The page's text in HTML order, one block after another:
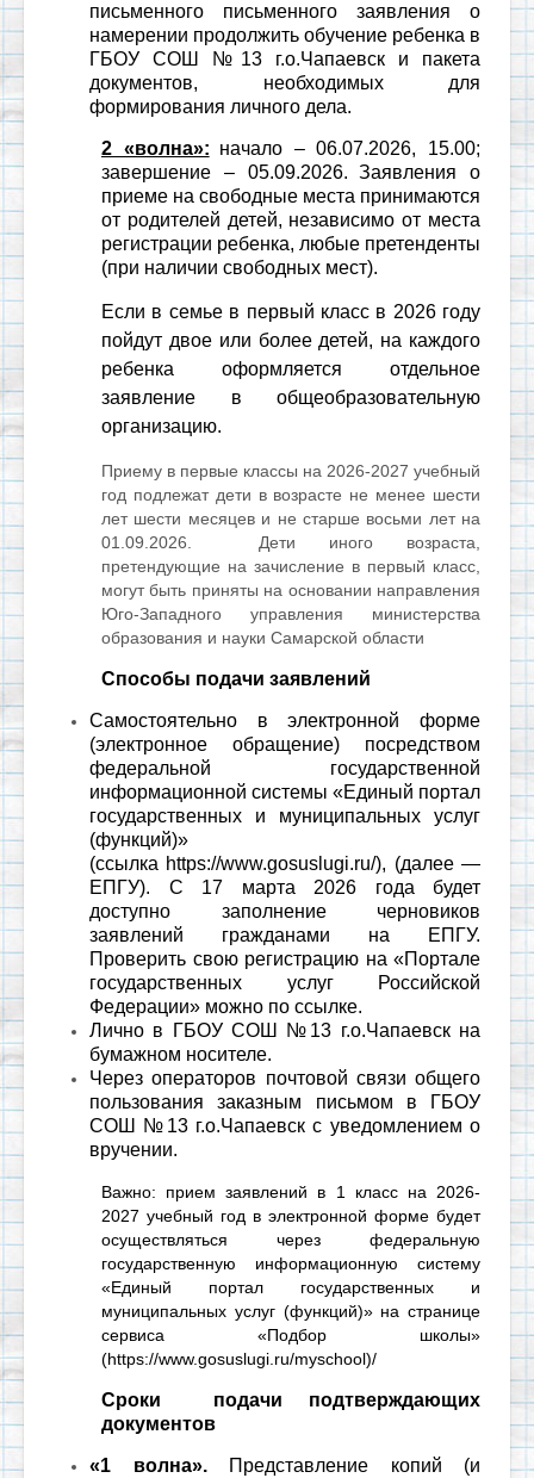
письменного письменного заявления о
намерении продолжить обучение ребенка в
ГБОУ СОШ №13 г.о.Чапаевск и пакета
документов, необходимых для
формирования личного дела.
2 «волна»: начало – 06.07.2026, 15.00;
завершение – 05.09.2026.
Заявления о
приеме на свободные места принимаются
от родителей детей, независимо от места
регистрации ребенка, любые претенденты
(при наличии свободных мест).
Если в семье в первый класс в 2026 году
пойдут двое или более детей, на каждого
ребенка оформляется отдельное
заявление в общеобразовательную
организацию.
Приему в первые классы на 2026-2027 учебный
год подлежат дети в возрасте не менее шести
лет шести месяцев и не старше восьми лет на
01.09.2026. Дети иного возраста,
претендующие на зачисление в первый класс,
могут быть приняты на основании направления
Юго-Западного управления министерства
образования и науки Самарской области
Способы подачи заявлений
Самостоятельно в электронной форме
(электронное обращение) посредством
федеральной государственной
информационной системы «Единый портал
государственных и муниципальных услуг
(функций)»
(ссылка https://www.gosuslugi.ru/), (далее —
ЕПГУ). С 17 марта 2026 года будет
доступно заполнение черновиков
заявлений гражданами на ЕПГУ.
Проверить свою регистрацию на «Портале
государственных услуг Российской
Федерации» можно по ссылке.
Лично в ГБОУ СОШ №13 г.о.Чапаевск на
бумажном носителе.
Через операторов почтовой связи общего
пользования заказным письмом в ГБОУ
СОШ №13 г.о.Чапаевск с уведомлением о
вручении.
Важно: прием заявлений в 1 класс на 2026-
2027 учебный год в электронной форме будет
осуществляться через федеральную
государственную информационную систему
«Единый портал государственных и
муниципальных услуг (функций)» на странице
сервиса «Подбор школы»
(https://www.gosuslugi.ru/myschool)/
Сроки подачи подтверждающих
документов
«1 волна».Представление копий (и